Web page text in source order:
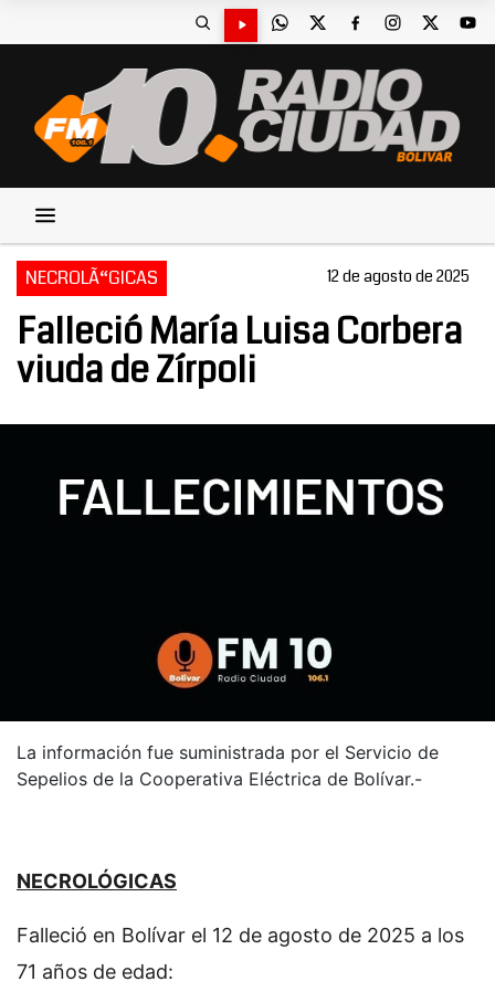
NECROLÃ“GICAS 12 de agosto de 2025
Falleció María Luisa Corbera
viuda de Zírpoli
La información fue suministrada por el Servicio de
Sepelios de la Cooperativa Eléctrica de Bolívar.-
NECROLÓGICAS
Falleció en Bolívar el 12 de agosto de 2025 a los
71 años de edad: